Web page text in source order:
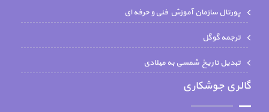
پورتال سازمان آموزش فنی و حرفه ای
ترجمه گوگل
تبدیل تاریخ شمسی به میلادی
گالری جوشکاری